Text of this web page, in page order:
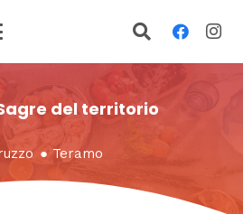
del territorio
● Teramo